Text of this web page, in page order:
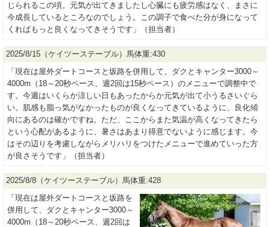
じられるこの頃。元気が出てきましたし心臓にも疲労感はなく、まさに
今成長しているところなのでしょう。この調子で食べた分が身になって
くればもっと良くなってきそうです」（担当者）
2025/8/15（ケイツーステーブル）馬体重:430
「現在は屋外ダートコースと坂路を併用して、ダクとキャンター3000～
4000m（18～20秒ペース、週2回は15秒ペース）のメニューで調整中で
す。今週はいくらか涼しい日もあったからか元気が出て小うるさいぐら
い。肌感も脂っ気がなかったものが良くなってきているように、良化傾
向にあるのは確かですね。ただ、ここからまた気温が高くなってきたら
という心配があるように、暑さはあまり得意でないように感じます。今
はその辺りを考慮しながらメリハリをつけたメニューで進めていった方
が良さそうです」（担当者）
2025/8/8（ケイツーステーブル）馬体重:428
「現在は屋外ダートコースと坂路を
併用して、ダクとキャンター3000～
4000m（18～20秒ペース、週2回は